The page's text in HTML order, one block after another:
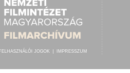
JOGOK IMPRESSZUM